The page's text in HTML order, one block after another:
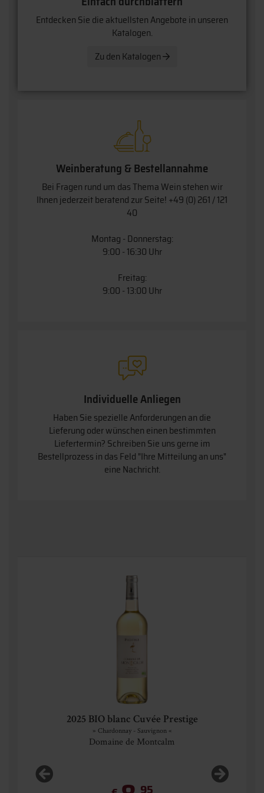
Entdecken Sie die aktuellsten Angebote in unseren
Katalogen.
Zu den Katalogen
Weinberatung & Bestellannahme
Bei Fragen rund um das Thema Wein stehen wir
Ihnen jederzeit beratend zur Seite! +49 (0) 261 / 121
40
Montag - Donnerstag:
9:00 - 16:30 Uhr
Freitag:
9:00 - 13:00 Uhr
Individuelle Anliegen
Haben Sie spezielle Anforderungen an die
Lieferung oder wünschen einen bestimmten
Liefertermin? Schreiben Sie uns gerne im
Bestellprozess in das Feld "Ihre Mitteilung an uns"
eine Nachricht.
2025 BIO blanc Cuvée Prestige
» Chardonnay - Sauvignon «
Domaine de Montcalm